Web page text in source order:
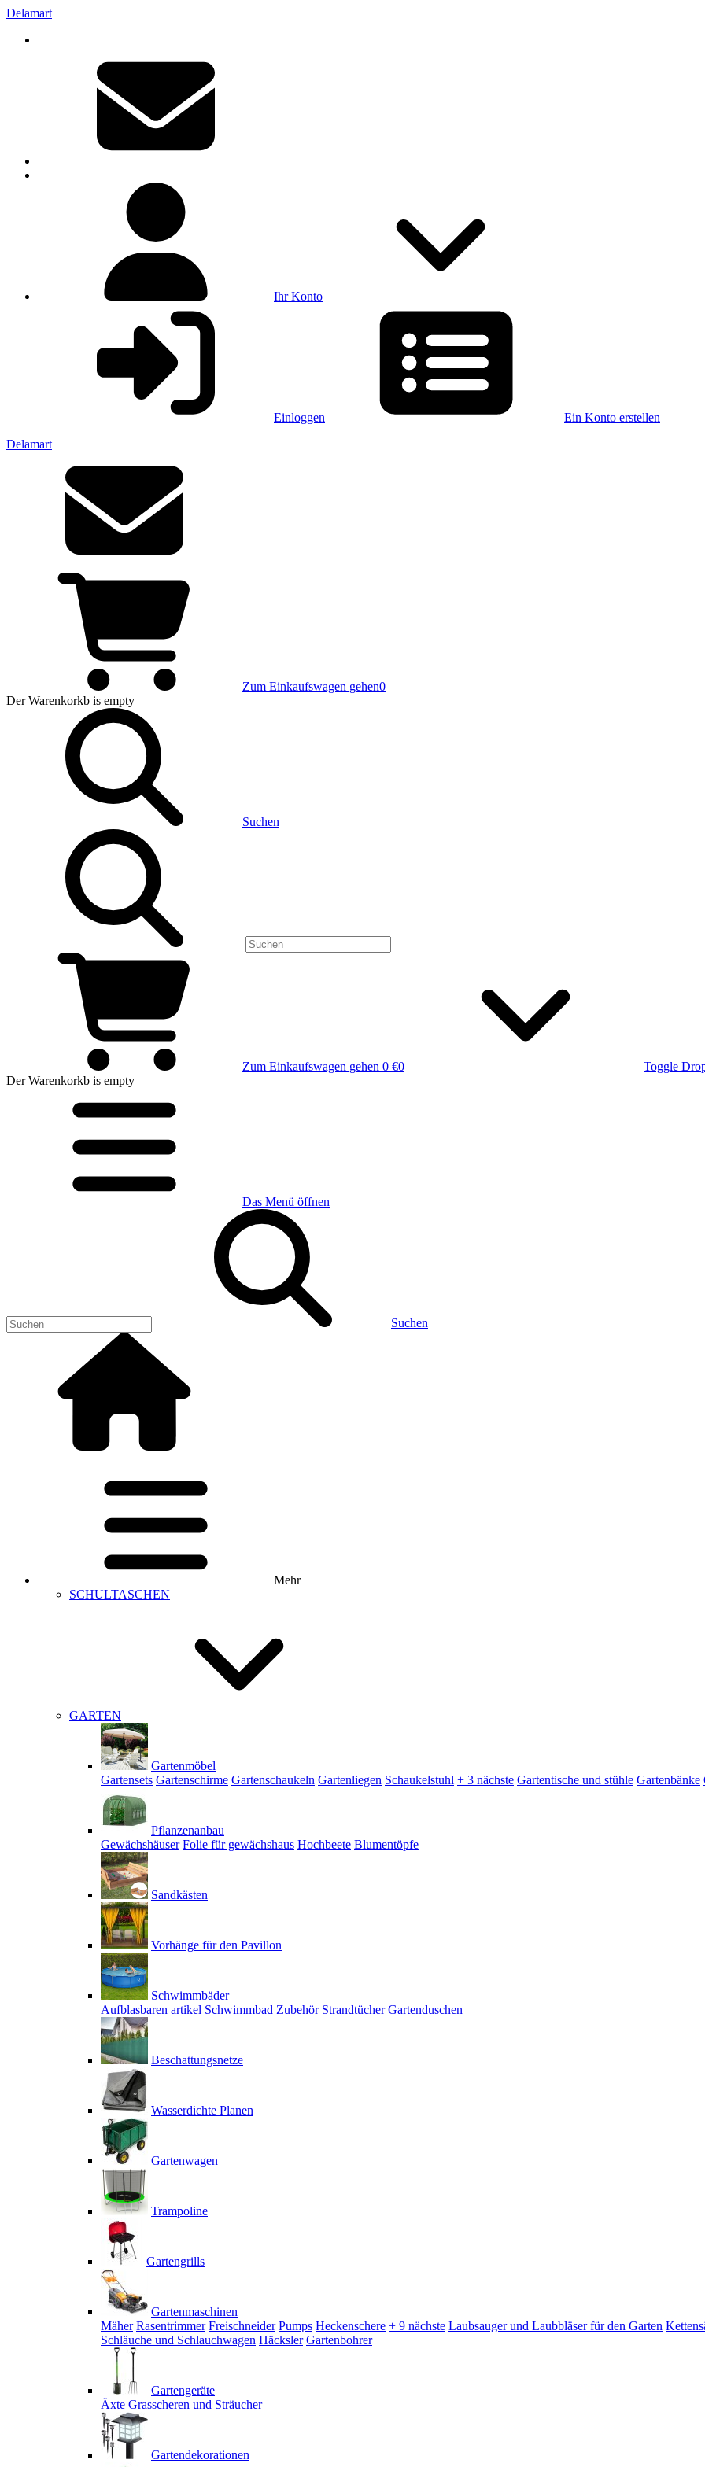
Delamart
Ihr Konto
Einloggen Ein Konto erstellen
Delamart
Zum Einkaufswagen gehen0
Der Warenkorkb is empty
Suchen
Zum Einkaufswagen gehen 0 €0
Toggle
Der Warenkorkb is empty
Das Menü öffnen
Suchen
Mehr
SCHULTASCHEN
GARTEN
Gartenmöbel
Gartensets Gartenschirme Gartenschaukeln Gartenliegen Schaukelstuhl + 3 nächste Gartentische und stühle Gartenbänke
Pflanzenanbau
Gewächshäuser Folie für gewächshaus Hochbeete Blumentöpfe
Sandkästen
Vorhänge für den Pavillon
Schwimmbäder
Aufblasbaren artikel Schwimmbad Zubehör Strandtücher Gartenduschen
Beschattungsnetze
Wasserdichte Planen
Gartenwagen
Trampoline
Gartengrills
Gartenmaschinen
Mäher Rasentrimmer Freischneider Pumps Heckenschere + 9 nächste Laubsauger und Laubbläser für den Garten
Schläuche und Schlauchwagen Häcksler Gartenbohrer
Gartengeräte
Äxte Grasscheren und Sträucher
Gartendekorationen